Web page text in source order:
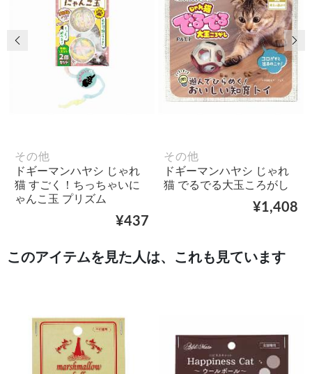
その他
ドギーマンハヤシ じゃれ
猫 すごく！ちっちゃいに
ゃんこ玉 プリズム
¥437
その他
ドギーマンハヤシ じゃれ
猫 でるでる大玉ころがし
¥1,408
前の画像 次
このアイテムを見た人は、これも見ています